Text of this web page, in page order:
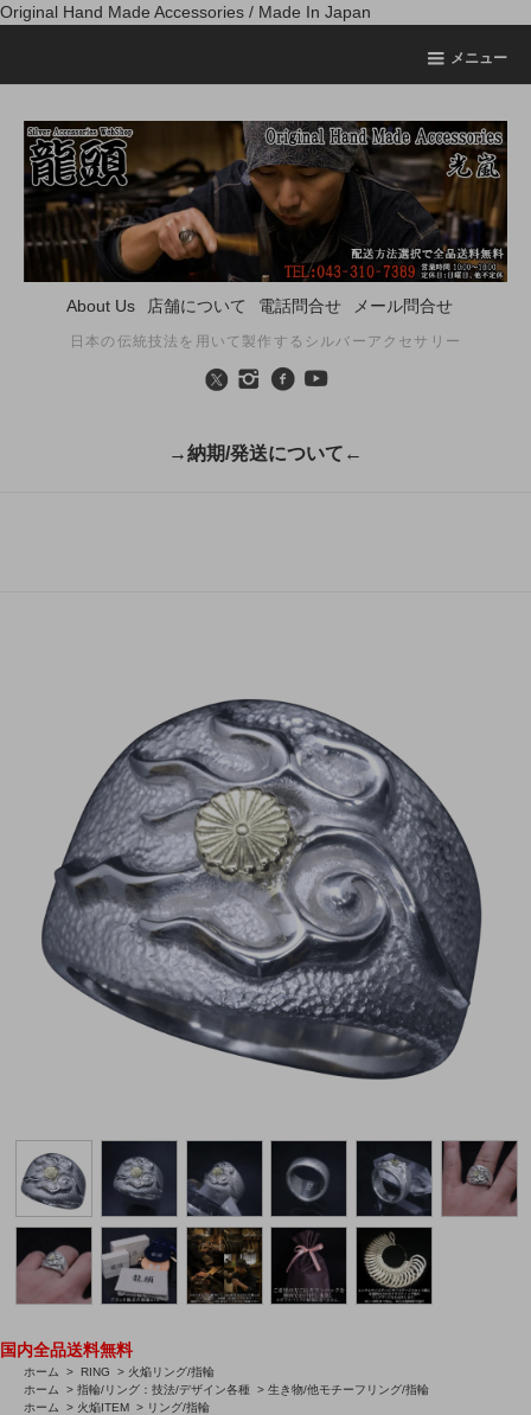
Original Hand Made Accessories / Made In Japan
メニュー
About Us 店舗について 電話問合せ メール問合せ
日本の伝統技法を用いて製作するシルバーアクセサリー
→納期/発送について←
国内全品送料無料
ホーム > RING > 火焔リング/指輪
ホーム
> 指輪/リング：技法/デザイン各種 > 生き物/他モチーフリング/指輪
ホーム
> 火焔ITEM > リング/指輪